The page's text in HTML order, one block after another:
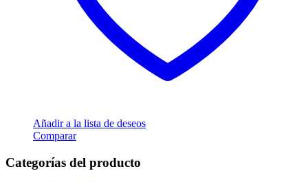
Añadir a la lista de deseos
Comparar
Categorías del producto